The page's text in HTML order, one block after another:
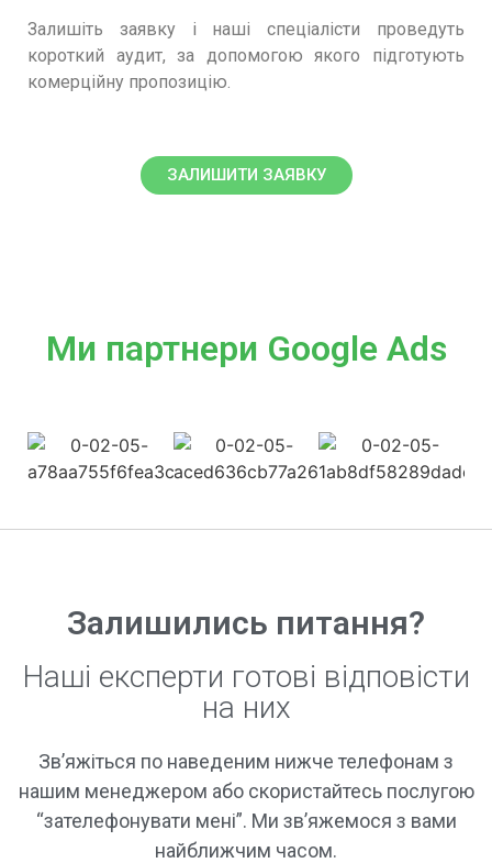
Залишіть заявку і наші спеціалісти проведуть
короткий аудит, за допомогою якого підготують
комерційну пропозицію.
ЗАЛИШИТИ ЗАЯВКУ
Ми партнери Google Ads
Залишились питання?
Наші експерти готові відповісти
на них
Зв’яжіться по наведеним нижче телефонам з
нашим менеджером або скористайтесь послугою
“зателефонувати мені”. Ми зв’яжемося з вами
найближчим часом.